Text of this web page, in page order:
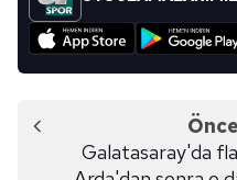
Galatasaray'da